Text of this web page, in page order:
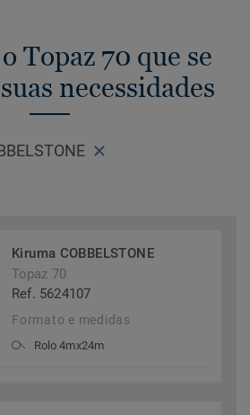
Topaz 70 que se
necessidades
Kiruma COBBELSTONE
Topaz 70
Ref. 5624107
Formato e medidas
Rolo 4mx24m